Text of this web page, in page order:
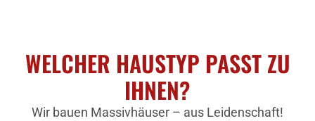
WELCHER HAUSTYP PASST ZU
IHNEN?
Wir bauen Massivhäuser – aus Leidenschaft!